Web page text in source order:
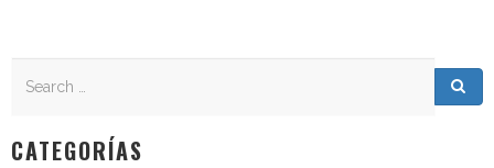
CATEGORÍAS